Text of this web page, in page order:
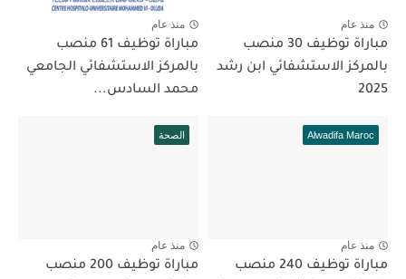
منذ عام
مباراة توظيف 30 منصب
بالمركز الاستشفائي ابن رشد
2025
منذ عام
مباراة توظيف 61 منصب
بالمركز الاستشفائي الجامعي
محمد السادس...
Alwadifa Maroc
منذ عام
مباراة توظيف 240 منصب
الصحة
منذ عام
مباراة توظيف 200 منصب